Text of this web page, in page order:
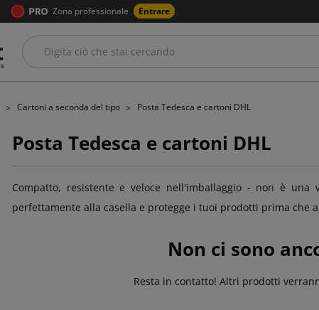
Zona professionale Entrare
Cartoni a seconda del tipo Posta Tedesca e cartoni DHL
Posta Tedesca e cartoni DHL
Compatto, resistente e veloce nell'imballaggio - non è
perfettamente alla casella e protegge i tuoi prodotti prima che
Non ci sono
Resta in contatto! Altri prodotti